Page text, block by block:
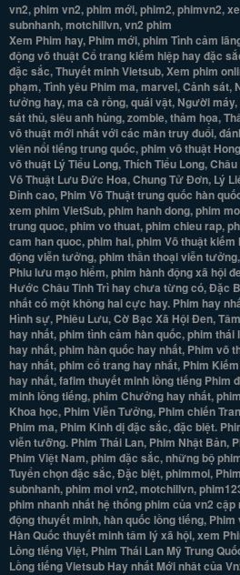
vn2, phim vn2, phim mới, phim2, phimvn2,
subnhanh, motchillvn, vn2 phim
Xem Phim hay, Phim mới, phim Tình cảm
động võ thuật Cổ trang kiếm hiệp hay đặc
đặc sắc, Thuyết minh Vietsub, Xem phim
phạm, Tình yêu Phim ma, marvel, Cảnh sát,
tưởng hay, ma cà rồng, quái vật, Người
sát thủ, siêu anh hùng, zombie, thảm họa,
võ thuật mới nhất với các màn truy đuổi,
viên nổi tiếng trung quốc, phim võ thuật
võ thuật Lý Tiểu Long, Thích Tiểu Long,
Võ Thuật Lưu Đức Hoa, Chung Tử Đơn, Lý
Đỉnh cao, Phim Võ Thuật trung quốc hàn
xem phim VietSub, phim hanh dong, phim
trung quoc, phim vo thuat, phim chieu rap,
cam han quoc, phim hai, phim Võ thuật
động viễn tưởng, phim thần thoại viễn
Phiu lưu mạo hiểm, phim hành động xã hội
Hước Châu Tinh Trì hay chưa từng có, Đặc
nhất có một không hai cực hay. Phim hay
Hình sự, Phiêu Lưu, Cờ Bạc Xã Hội Đen,
hay nhất, phim tình cảm hàn quốc, phim
hay nhất, phim hàn quốc hay nhất, Phim võ
hay nhất, phim cổ trang hay nhất, Phim
hay nhất, fafim thuyết minh lồng tiếng Phim
minh lồng tiếng, phim Chưởng hay nhất,
Khoa học, Phim Viễn Tưởng, Phim chiến
Phim ma, Phim Kinh dị đặc sắc, đặc biệt.
viễn tưỡng. Phim Thái Lan, Phim Nhật Bản,
Phim Việt Nam, phim đặc sắc, những bộ
Tuyển chọn đặc sắc, Đặc biệt, phimmoi,
subnhanh, phim moi vn2, motchillvn,
phim nhanh nhất hệ thống phim của vn2
động thuyết minh, hàn quốc lồng tiếng, Phim
Hàn Quốc thuyết minh tâm lý xã hội, xem
Lồng tiếng Việt, Phim Thái Lan Mỹ Trung
Lồng tiếng Vietsub Hay nhất Mới nhât của